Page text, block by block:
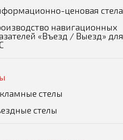
ценовая стела
навигационных
«Въезд / Выезд» для
стелы
стелы